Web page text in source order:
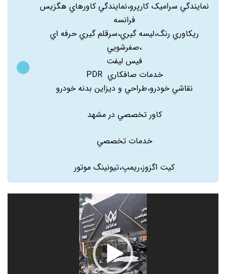
نمايندگي سراميک کارپرو،نمايندگي کاورهاي هگزيس
فرانسه
ريکاوري رنگ،ليسه گيري،سرقلم گيري حرفه اي
،صفرشويي
فيس ليفت
خدمات صافکاري PDR
نقاشي خودرو،طراحي و ديزاين بدنه خودرو
کاور تخصصي در مشهد
خدمات تخصصي
کيت اگزوز،ريمپ،تيونينگ موتور